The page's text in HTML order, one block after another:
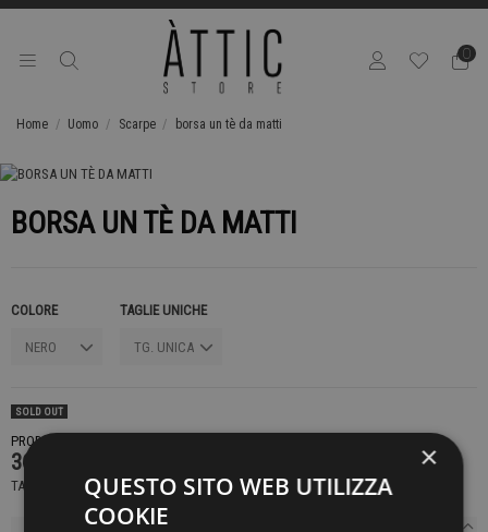
0
Home Uomo Scarpe borsa un tè da matti
BORSA UN TÈ DA MATTI
COLORE TAGLIE UNICHE
SOLD OUT
PRODOTTO NON DISPONIBILE CONTATTACI PER SAPERE DI PIÙ
369,00 €
TASSE INCLUSE
×
QUESTO SITO WEB UTILIZZA
COOKIE